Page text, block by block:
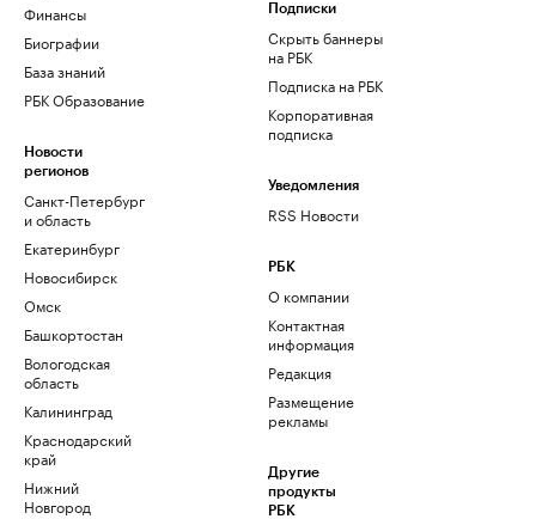
Финансы
Биографии
База знаний
РБК Образование
Новости
регионов
Санкт-Петербург
и область
Екатеринбург
Новосибирск
Омск
Башкортостан
Вологодская
область
Калининград
Краснодарский
край
Нижний
Новгород
Подписки
Скрыть баннеры
на РБК
Подписка на РБК
Корпоративная
подписка
Уведомления
RSS Новости
РБК
О компании
Контактная
информация
Редакция
Размещение
рекламы
Другие
продукты
РБК